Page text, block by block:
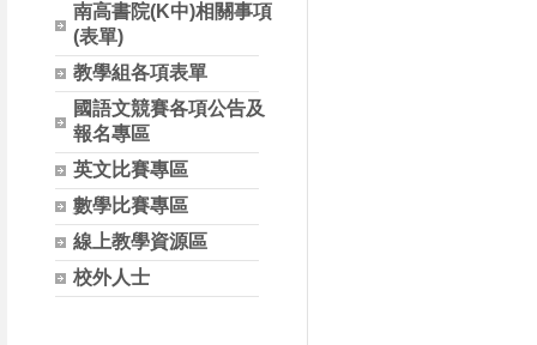
南高書院(K中)相關事項
(表單)
教學組各項表單
國語文競賽各項公告及
報名專區
英文比賽專區
數學比賽專區
線上教學資源區
校外人士